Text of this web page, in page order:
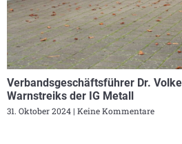
Verbandsgeschäftsführer Dr.
Warnstreiks der IG Metall
31. Oktober 2024 Keine Kommentare